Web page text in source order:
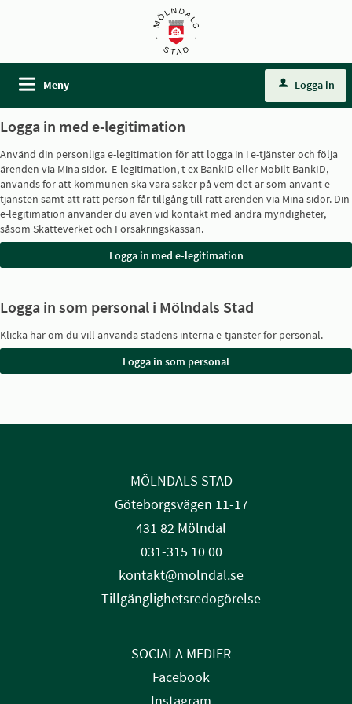
Meny Logga in
Logga in med e-legitimation
Använd din personliga e-legitimation för att logga in i e-tjänster och följa
ärenden via Mina sidor. E-legitimation, t ex BankID eller Mobilt BankID,
används för att kommunen ska vara säker på vem det är som använt e-
tjänsten samt att rätt person får tillgång till rätt ärenden via Mina sidor. Din
e-legitimation använder du även vid kontakt med andra myndigheter,
såsom Skatteverket och Försäkringskassan.
Logga in som personal i Mölndals Stad
Klicka här om du vill använda stadens interna e-tjänster för personal.
MÖLNDALS STAD
Göteborgsvägen 11-17
431 82 Mölndal
031-315 10 00
kontakt@molndal.se
Tillgänglighetsredogörelse
SOCIALA MEDIER
Facebook